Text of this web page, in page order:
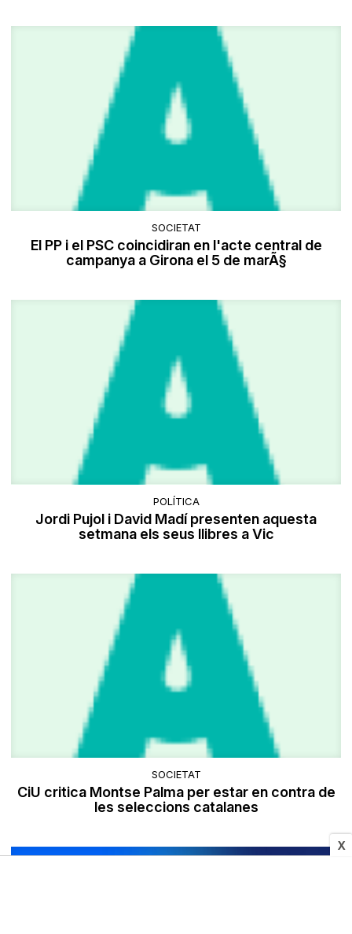
X
SOCIETAT
El PP i el PSC coincidiran en l'acte central de
campanya a Girona el 5 de marÃ§
POLÍTICA
Jordi Pujol i David Madí presenten aquesta
setmana els seus llibres a Vic
SOCIETAT
CiU critica Montse Palma per estar en contra de
les seleccions catalanes